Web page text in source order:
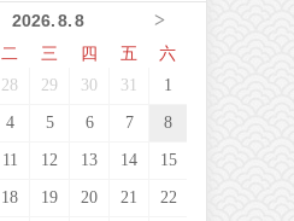
>
2026.8.8
二 三 四 五 六
28 29 30 31 1
4 5 6 7 8
11 12 13 14 15
18 19 20 21 22